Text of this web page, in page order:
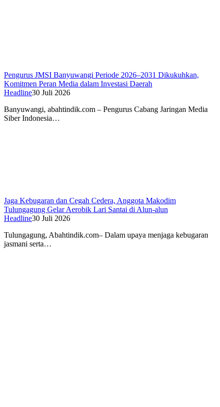
Pengurus JMSI Banyuwangi Periode 2026–2031 Dikukuhkan,
Komitmen Peran Media dalam Investasi Daerah
Headline30 Juli 2026
Banyuwangi, abahtindik.com – Pengurus Cabang Jaringan Media
Siber Indonesia…
Jaga Kebugaran dan Cegah Cedera, Anggota Makodim
Tulungagung Gelar Aerobik Lari Santai di Alun-alun
Headline30 Juli 2026
Tulungagung, Abahtindik.com– Dalam upaya menjaga kebugaran
jasmani serta…